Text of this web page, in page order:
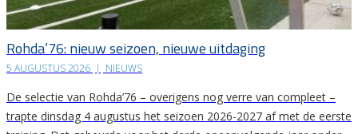
Rohda’76: nieuw seizoen, nieuwe uitdaging
5 AUGUSTUS 2026 | NIEUWS
De selectie van Rohda’76 – overigens nog verre van compleet –
trapte dinsdag 4 augustus het seizoen 2026-2027 af met de eerste